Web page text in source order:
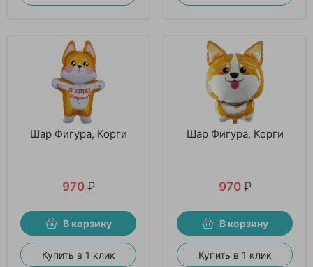
Шар Фигура, Корги
970 ₽
В корзину
Купить в 1 клик
Шар Фигура, Корги
970 ₽
В корзину
Купить в 1 клик